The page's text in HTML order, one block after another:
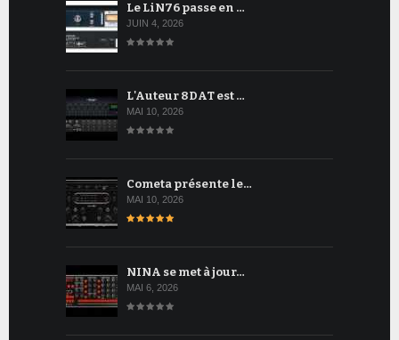
Le LiN76 passe en …
JUIN 4, 2026
L'Auteur 8DAT est …
MAI 10, 2026
Cometa présente le…
MAI 10, 2026
NINA se met à jour…
MAI 6, 2026